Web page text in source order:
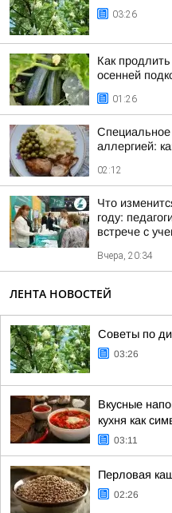
03:26
Как
осенней
01:26
Специальное
аллергией:
02:12
Что
году:
встрече с
Вчера, 20:34
ЛЕНТА НОВОСТЕЙ
Советы по
03:26
Вкусные
кухня как
03:11
Перловая
02:26